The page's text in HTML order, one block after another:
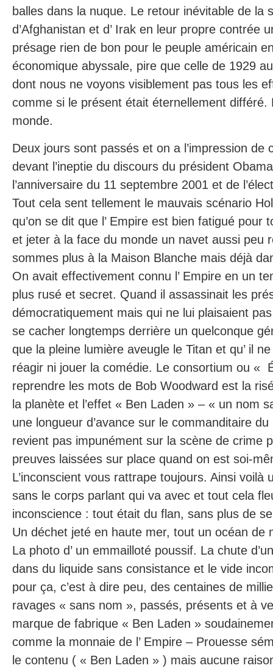
balles dans la nuque. Le retour inévitable de la
d’Afghanistan et d’ Irak en leur propre contrée
présage rien de bon pour le peuple américain
économique abyssale, pire que celle de 1929
dont nous ne voyons visiblement pas tous les
comme si le présent était éternellement différé.
monde.
Deux jours sont passés et on a l’impression de
devant l’ineptie du discours du président
l’anniversaire du 11 septembre 2001 et de
Tout cela sent tellement le mauvais scénario
qu’on se dit que l’ Empire est bien fatigué pour
et jeter à la face du monde un navet aussi peu
sommes plus à la Maison Blanche mais déjà
On avait effectivement connu l’ Empire en un
plus rusé et secret. Quand il assassinait les
démocratiquement mais qui ne lui plaisaient
se cacher longtemps derrière un quelconque
que la pleine lumière aveugle le Titan et qu’ il
réagir ni jouer la comédie. Le consortium ou «
reprendre les mots de Bob Woodward est la
la planète et l’effet « Ben Laden » – « un nom
une longueur d’avance sur le commanditaire
revient pas impunément sur la scène de crime
preuves laissées sur place quand on est soi-
L’inconscient vous rattrape toujours. Ainsi voilà
sans le corps parlant qui va avec et tout cela
inconscience : tout était du flan, sans plus de
Un déchet jeté en haute mer, tout un océan de
La photo d’ un emmailloté poussif. La chute
dans du liquide sans consistance et le vide
pour ça, c’est à dire peu, des centaines de
ravages « sans nom », passés, présents et à
marque de fabrique « Ben Laden »
comme la monnaie de l’ Empire – Prouesse
le contenu ( « Ben Laden » ) mais aucune